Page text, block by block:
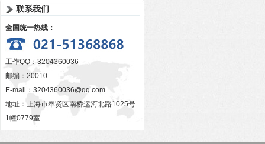
联系我们
全国统一热线：
工作QQ：3204360036
邮编：20010
E-mail： 3204360036@qq.com
地址：上海市奉贤区南桥运河北路1025号
1幢0779室